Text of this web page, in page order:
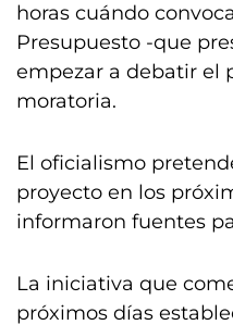
horas cuándo
Presupuesto -que
empezar a debatir el
moratoria.
El oficialismo
proyecto en los
informaron fuentes
La iniciativa que
próximos días